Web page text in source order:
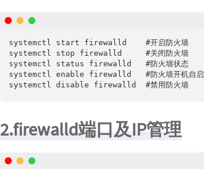
systemctl start firewalld    #开启防火墙
systemctl stop firewalld     #关闭防火墙
systemctl status firewalld   #防火墙状态
systemctl enable firewalld   #防火墙开机自启
2.firewalld端口及IP管理